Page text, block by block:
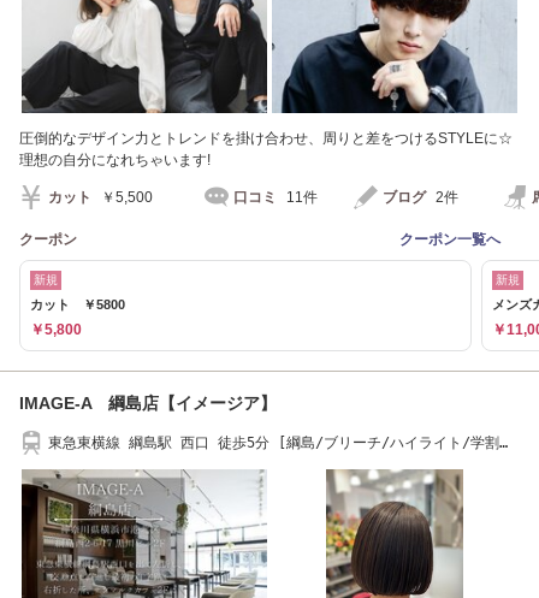
圧倒的なデザイン力とトレンドを掛け合わせ、周りと差をつけるSTYLEに☆
理想の自分になれちゃいます!
カット ￥5,500 口コミ 11件 ブログ 2件
クーポン クーポン一覧へ
新規
カット ￥5800
￥5,800
新規
メン
￥
IMAGE-A 綱島店【イメージア】
東急東横線 綱島駅 西口 徒歩5分 [綱島/ブリーチ/ハイライト/学割